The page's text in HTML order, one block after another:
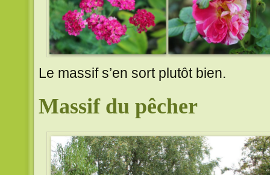
Le massif s’en sort plutôt bien.
Massif du pêcher